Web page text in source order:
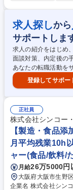
ムや牛乳の製造を行
牛乳」は、全国飲用
釧地区の生乳を厳選
す。入社後はいずれ
00～8:00】2【8:00～16:00】3
オペレーター】釧路
求人探しから
サポートしま
求人の紹介をはじめ
面談対策、内定後の
あなたの転職活動を
登録してサポー
正社員
株式会社シンコー
【製造・食品
月平均残業10h
ャー(食品/飲料/
月給26万5000円
大阪府大阪市生野区
企業名 株式会社シンコー